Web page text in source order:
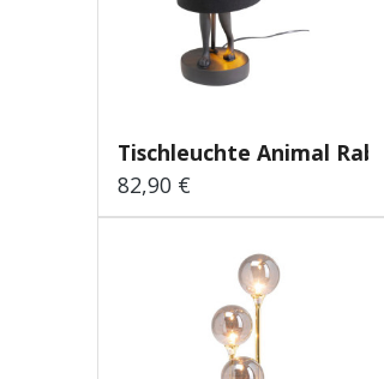
Tischleuchte Animal
Regulärer Preis:
82,90 €